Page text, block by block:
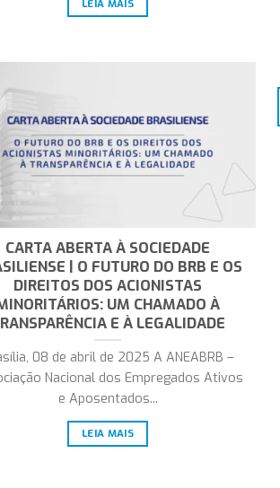
LEIA MAIS
CARTA ABERTA À SOCIEDADE
| O FUTURO DO BRB E OS
DIREITOS DOS ACIONISTAS
UM CHAMADO À
E À LEGALIDADE
08 de abril de 2025 A ANEABRB –
Nacional dos Empregados Ativos
e Aposentados...
LEIA MAIS